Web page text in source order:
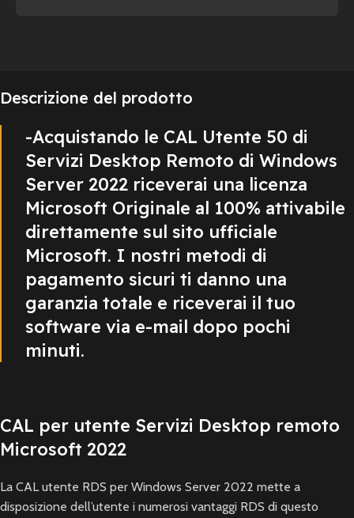
Descrizione del prodotto
-Acquistando le CAL Utente 50 di
Servizi Desktop Remoto di Windows
Server 2022 riceverai una licenza
Microsoft Originale al 100% attivabile
direttamente sul sito ufficiale
Microsoft. I nostri metodi di
pagamento sicuri ti danno una
garanzia totale e riceverai il tuo
software via e-mail dopo pochi
minuti.
CAL per utente Servizi Desktop remoto
Microsoft 2022
La CAL utente RDS per Windows Server 2022 mette a
disposizione dell’utente i numerosi vantaggi RDS di questo